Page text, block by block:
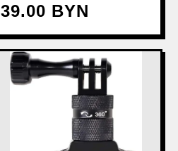
39.00 BYN